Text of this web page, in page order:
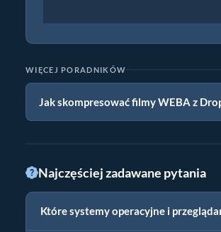
WIĘCEJ PORADNIKÓW
Jak skompresować filmy WEBA z
Najczęściej zadawane pytania
Które systemy operacyjne i